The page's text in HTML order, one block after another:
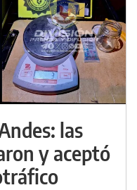
las
y aceptó